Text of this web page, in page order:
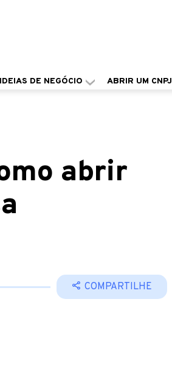
IDEIAS DE NEGÓCIO ABRIR UM CNPJ
abrir
COMPARTILHE